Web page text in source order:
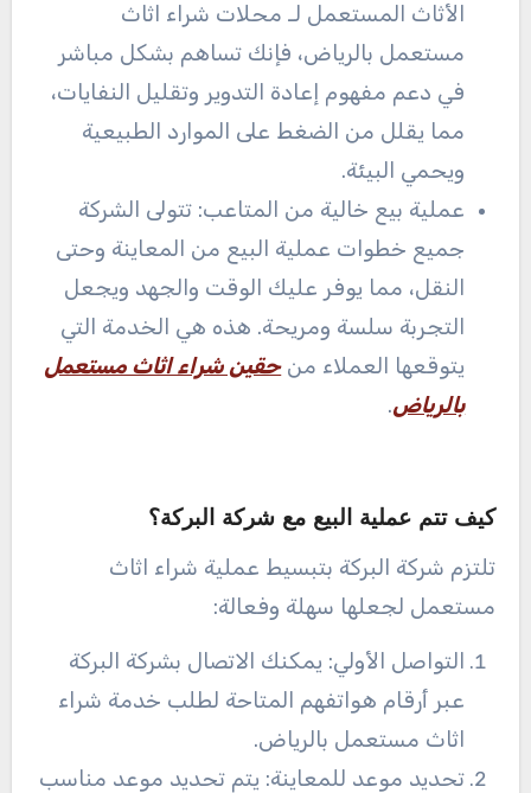
الأثاث المستعمل لـ محلات شراء اثاث
مستعمل بالرياض، فإنك تساهم بشكل مباشر
في دعم مفهوم إعادة التدوير وتقليل النفايات،
مما يقلل من الضغط على الموارد الطبيعية
ويحمي البيئة.
عملية بيع خالية من المتاعب: تتولى الشركة
جميع خطوات عملية البيع من المعاينة وحتى
النقل، مما يوفر عليك الوقت والجهد ويجعل
التجربة سلسة ومريحة. هذه هي الخدمة التي
يتوقعها العملاء منحقين شراء اثاث مستعمل
بالرياض.
كيف تتم عملية البيع مع شركة البركة؟
تلتزم شركة البركة بتبسيط عملية شراء اثاث
مستعمل لجعلها سهلة وفعالة:
التواصل الأولي: يمكنك الاتصال بشركة البركة
عبر أرقام هواتفهم المتاحة لطلب خدمة شراء
اثاث مستعمل بالرياض.
تحديد موعد للمعاينة: يتم تحديد موعد مناسب